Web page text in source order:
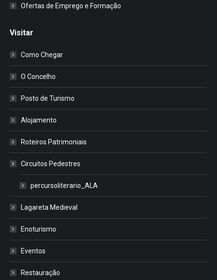
Ofertas de Emprego e Formação
Visitar
Como Chegar
O Concelho
Posto de Turismo
Alojamento
Roteiros Patrimoniais
Circuitos Pedestres
percursoliterario_ALA
Lagareta Medieval
Enoturismo
Eventos
Restauração